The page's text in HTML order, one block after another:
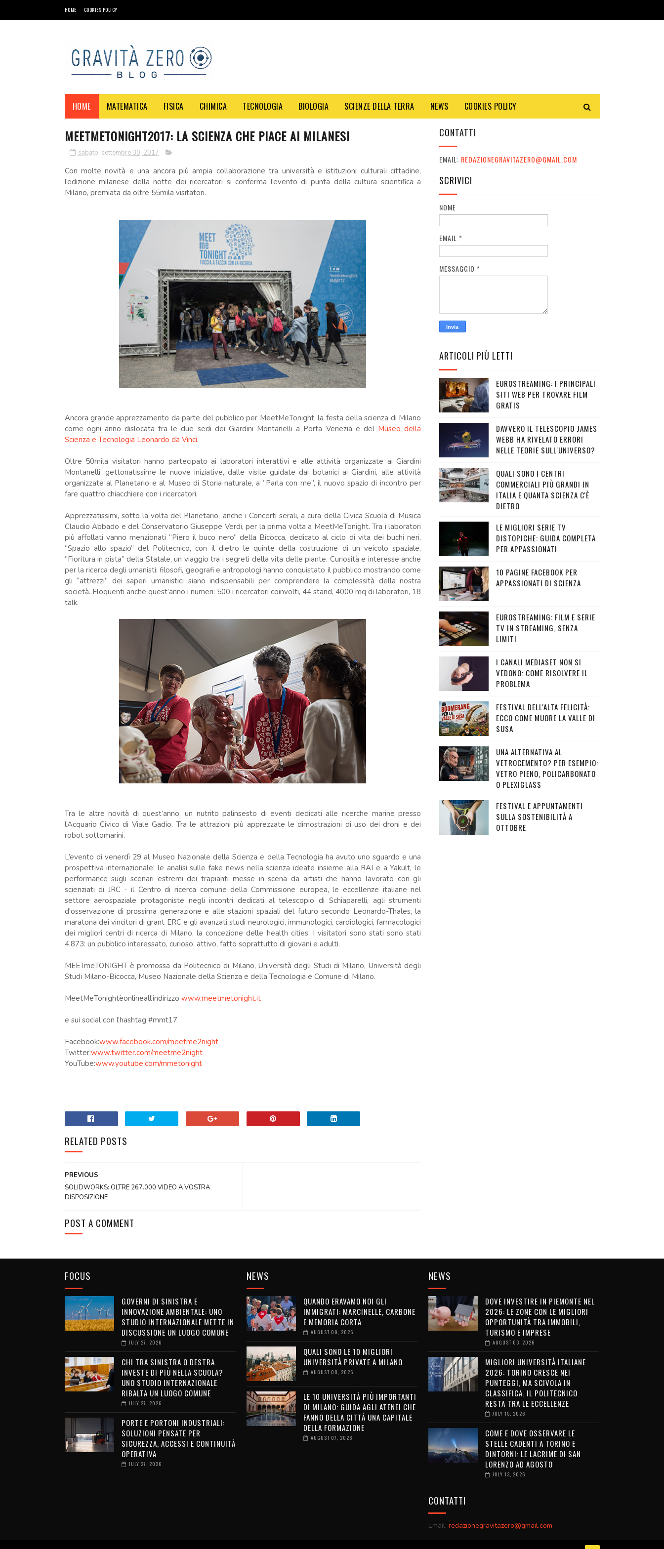
HOME COOKIES POLICY
HOME MATEMATICA FISICA CHIMICA TECNOLOGIA BIOLOGIA SCIENZE DELLA TERRA NEWS COOKIES POLICY
MEETMETONIGHT2017: LA SCIENZA CHE PIACE AI MILANESI
sabato, settembre 30, 2017
Con molte novità e una ancora più ampia collaborazione tra università e istituzioni culturali cittadine,
l’edizione milanese della notte dei ricercatori si conferma l’evento di punta della cultura scientifica a
Milano, premiata da oltre 55mila visitatori.
Ancora grande apprezzamento da parte del pubblico per MeetMeTonight, la festa della scienza di Milano
come ogni anno dislocata tra le due sedi dei Giardini Montanelli a Porta Venezia e del Museo della
Scienza e Tecnologia Leonardo da Vinci.
Oltre 50mila visitatori hanno partecipato ai laboratori interattivi e alle attività organizzate ai Giardini
Montanelli: gettonatissime le nuove iniziative, dalle visite guidate dai botanici ai Giardini, alle attività
organizzate al Planetario e al Museo di Storia naturale, a “Parla con me”, il nuovo spazio di incontro per
fare quattro chiacchiere con i ricercatori.
Apprezzatissimi, sotto la volta del Planetario, anche i Concerti serali, a cura della Civica Scuola di Musica
Claudio Abbado e del Conservatorio Giuseppe Verdi, per la prima volta a MeetMeTonight. Tra i laboratori
più affollati vanno menzionati “Piero il buco nero” della Bicocca, dedicato al ciclo di vita dei buchi neri,
“Spazio allo spazio” del Politecnico, con il dietro le quinte della costruzione di un veicolo spaziale,
“Fioritura in pista” della Statale, un viaggio tra i segreti della vita delle piante. Curiosità e interesse anche
per la ricerca degli umanisti: filosofi, geografi e antropologi hanno conquistato il pubblico mostrando come
gli “attrezzi” dei saperi umanistici siano indispensabili per comprendere la complessità della nostra
società. Eloquenti anche quest’anno i numeri: 500 i ricercatori coinvolti, 44 stand, 4000 mq di laboratori, 18
talk.
Tra le altre novità di quest’anno, un nutrito palinsesto di eventi dedicati alle ricerche marine presso
l’Acquario Civico di Viale Gadio. Tra le attrazioni più apprezzate le dimostrazioni di uso dei droni e dei
robot sottomarini.
L’evento di venerdì 29 al Museo Nazionale della Scienza e della Tecnologia ha avuto uno sguardo e una
prospettiva internazionale: le analisi sulle fake news nella scienza ideate insieme alla RAI e a Yakult, le
performance sugli scenari estremi dei trapianti messe in scena da artisti che hanno lavorato con gli
scienziati di JRC - il Centro di ricerca comune della Commissione europea, le eccellenze italiane nel
settore aerospaziale protagoniste negli incontri dedicati al telescopio di Schiaparelli, agli strumenti
d'osservazione di prossima generazione e alle stazioni spaziali del futuro secondo Leonardo-Thales, la
maratona dei vincitori di grant ERC e gli avanzati studi neurologici, immunologici, cardiologici, farmacologici
dei migliori centri di ricerca di Milano, la concezione delle health cities. I visitatori sono stati sono stati
4.873: un pubblico interessato, curioso, attivo, fatto soprattutto di giovani e adulti.
MEETmeTONIGHT è promossa da Politecnico di Milano, Università degli Studi di Milano, Università degli
Studi Milano-Bicocca, Museo Nazionale della Scienza e della Tecnologia e Comune di Milano.
MeetMeTonightèonlineall’indirizzo www.meetmetonight.it
e sui social con l’hashtag #mmt17
Facebook:www.facebook.com/meetme2night
Twitter:www.twitter.com/meetme2night
YouTube:www.youtube.com/mmetonight
RELATED POSTS
PREVIOUS
SOLIDWORKS: OLTRE 267.000 VIDEO A VOSTRA
DISPOSIZIONE
POST A COMMENT
CONTATTI
EMAIL: REDAZIONEGRAVITAZERO@GMAIL.COM
SCRIVICI
NOME
EMAIL *
MESSAGGIO *
ARTICOLI PIÙ LETTI
EUROSTREAMING: I PRINCIPALI
SITI WEB PER TROVARE FILM
GRATIS
DAVVERO IL TELESCOPIO JAMES
WEBB HA RIVELATO ERRORI
NELLE TEORIE SULL'UNIVERSO?
QUALI SONO I CENTRI
COMMERCIALI PIÙ GRANDI IN
ITALIA E QUANTA SCIENZA C'È
DIETRO
LE MIGLIORI SERIE TV
DISTOPICHE: GUIDA COMPLETA
PER APPASSIONATI
10 PAGINE FACEBOOK PER
APPASSIONATI DI SCIENZA
EUROSTREAMING: FILM E SERIE
TV IN STREAMING, SENZA
LIMITI
I CANALI MEDIASET NON SI
VEDONO: COME RISOLVERE IL
PROBLEMA
FESTIVAL DELL'ALTA FELICITÀ:
ECCO COME MUORE LA VALLE DI
SUSA
UNA ALTERNATIVA AL
VETROCEMENTO? PER ESEMPIO:
VETRO PIENO, POLICARBONATO
O PLEXIGLASS
FESTIVAL E APPUNTAMENTI
SULLA SOSTENIBILITÀ A
OTTOBRE
FOCUS
GOVERNI DI SINISTRA E
INNOVAZIONE AMBIENTALE: UNO
STUDIO INTERNAZIONALE METTE IN
DISCUSSIONE UN LUOGO COMUNE
JULY 27, 2026
CHI TRA SINISTRA O DESTRA
INVESTE DI PIÙ NELLA SCUOLA?
UNO STUDIO INTERNAZIONALE
RIBALTA UN LUOGO COMUNE
JULY 27, 2026
PORTE E PORTONI INDUSTRIALI:
SOLUZIONI PENSATE PER
SICUREZZA, ACCESSI E CONTINUITÀ
OPERATIVA
JULY 27, 2026
NEWS
QUANDO ERAVAMO NOI GLI
IMMIGRATI: MARCINELLE, CARBONE
E MEMORIA CORTA
AUGUST 09, 2026
QUALI SONO LE 10 MIGLIORI
UNIVERSITÀ PRIVATE A MILANO
AUGUST 08, 2026
LE 10 UNIVERSITÀ PIÙ IMPORTANTI
DI MILANO: GUIDA AGLI ATENEI CHE
FANNO DELLA CITTÀ UNA CAPITALE
DELLA FORMAZIONE
AUGUST 07, 2026
NEWS
DOVE INVESTIRE IN PIEMONTE NEL
2026: LE ZONE CON LE MIGLIORI
OPPORTUNITÀ TRA IMMOBILI,
TURISMO E IMPRESE
AUGUST 03, 2026
MIGLIORI UNIVERSITÀ ITALIANE
2026: TORINO CRESCE NEI
PUNTEGGI, MA SCIVOLA IN
CLASSIFICA. IL POLITECNICO
RESTA TRA LE ECCELLENZE
JULY 15, 2026
COME E DOVE OSSERVARE LE
STELLE CADENTI A TORINO E
DINTORNI: LE LACRIME DI SAN
LORENZO AD AGOSTO
JULY 13, 2026
CONTATTI
Email: redazionegravitazero@gmail.com